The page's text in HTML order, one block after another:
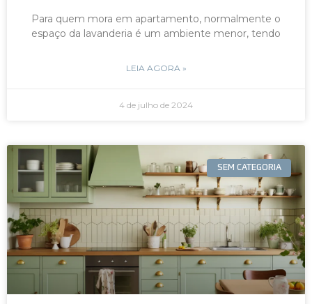
Para quem mora em apartamento, normalmente o
espaço da lavanderia é um ambiente menor, tendo
LEIA AGORA »
4 de julho de 2024
SEM CATEGORIA